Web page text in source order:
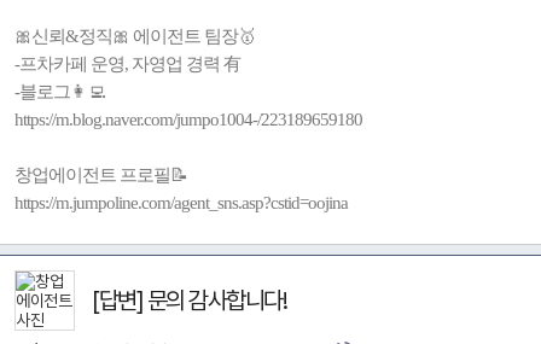
🎀신뢰&정직🎀 에이전트 팀장🥇
-프차카페 운영, 자영업 경력 有
-블로그👩‍💻
https://m.blog.naver.com/jumpo1004-/223189659180
창업에이전트 프로필📝
https://m.jumpoline.com/agent_sns.asp?cstid=oojina
[답변] 문의 감사합니다!